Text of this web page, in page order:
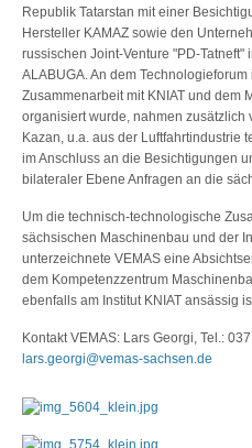
Republik Tatarstan mit einer
Hersteller KAMAZ sowie den
russischen Joint-Venture "PD-Tatneft"
ALABUGA. An dem
Zusammenarbeit mit KNIAT und dem
organisiert wurde, nahmen
Kazan, u.a. aus der Luftfahrtindustrie
im Anschluss an die Besichtigungen
bilateraler Ebene Anfragen an die
Um die technisch-technologische
sächsischen Maschinenbau und der
unterzeichnete VEMAS eine
dem Kompetenzzentrum
ebenfalls am Institut KNIAT ansässig
Kontakt VEMAS: Lars Georgi, Tel.:
lars.georgi@vemas-sachsen.de